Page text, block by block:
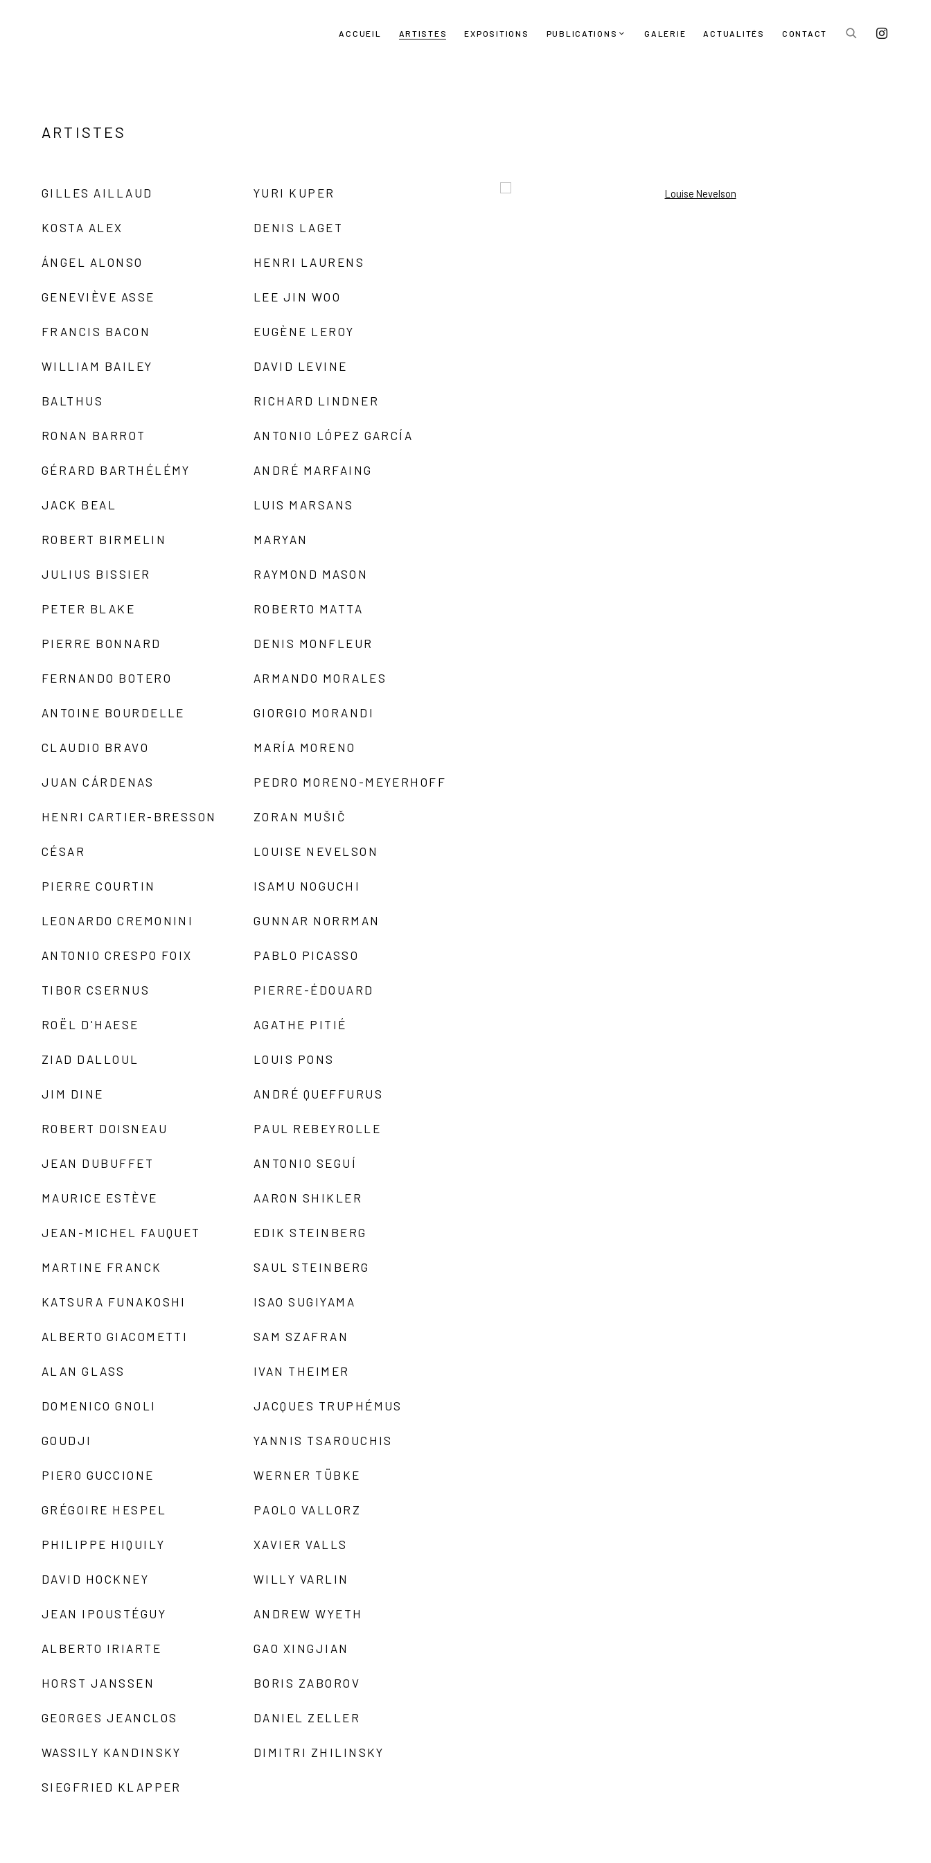
ACCUEIL ARTISTES EXPOSITIONS PUBLICATIONS GALERIE ACTUALITÉS CONTACT
ARTISTES
GILLES AILLAUD
KOSTA ALEX
ÁNGEL ALONSO
GENEVIÈVE ASSE
FRANCIS BACON
WILLIAM BAILEY
BALTHUS
RONAN BARROT
GÉRARD BARTHÉLÉMY
JACK BEAL
ROBERT BIRMELIN
JULIUS BISSIER
PETER BLAKE
PIERRE BONNARD
FERNANDO BOTERO
ANTOINE BOURDELLE
CLAUDIO BRAVO
JUAN CÁRDENAS
HENRI CARTIER-BRESSON
CÉSAR
PIERRE COURTIN
LEONARDO CREMONINI
ANTONIO CRESPO FOIX
TIBOR CSERNUS
ROËL D'HAESE
ZIAD DALLOUL
JIM DINE
ROBERT DOISNEAU
JEAN DUBUFFET
MAURICE ESTÈVE
JEAN-MICHEL FAUQUET
MARTINE FRANCK
KATSURA FUNAKOSHI
ALBERTO GIACOMETTI
ALAN GLASS
DOMENICO GNOLI
GOUDJI
PIERO GUCCIONE
GRÉGOIRE HESPEL
PHILIPPE HIQUILY
DAVID HOCKNEY
JEAN IPOUSTÉGUY
ALBERTO IRIARTE
HORST JANSSEN
GEORGES JEANCLOS
WASSILY KANDINSKY
SIEGFRIED KLAPPER
YURI KUPER
DENIS LAGET
HENRI LAURENS
LEE JIN WOO
EUGÈNE LEROY
DAVID LEVINE
RICHARD LINDNER
ANTONIO LÓPEZ GARCÍA
ANDRÉ MARFAING
LUIS MARSANS
MARYAN
RAYMOND MASON
ROBERTO MATTA
DENIS MONFLEUR
ARMANDO MORALES
GIORGIO MORANDI
MARÍA MORENO
PEDRO MORENO-MEYERHOFF
ZORAN MUŠIČ
LOUISE NEVELSON
ISAMU NOGUCHI
GUNNAR NORRMAN
PABLO PICASSO
PIERRE-ÉDOUARD
AGATHE PITIÉ
LOUIS PONS
ANDRÉ QUEFFURUS
PAUL REBEYROLLE
ANTONIO SEGUÍ
AARON SHIKLER
EDIK STEINBERG
SAUL STEINBERG
ISAO SUGIYAMA
SAM SZAFRAN
IVAN THEIMER
JACQUES TRUPHÉMUS
YANNIS TSAROUCHIS
WERNER TÜBKE
PAOLO VALLORZ
XAVIER VALLS
WILLY VARLIN
ANDREW WYETH
GAO XINGJIAN
BORIS ZABOROV
DANIEL ZELLER
DIMITRI ZHILINSKY